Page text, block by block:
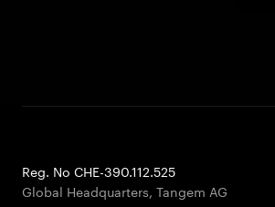
Reg. No CHE-390.112.525
Global Headquarters, Tangem AG